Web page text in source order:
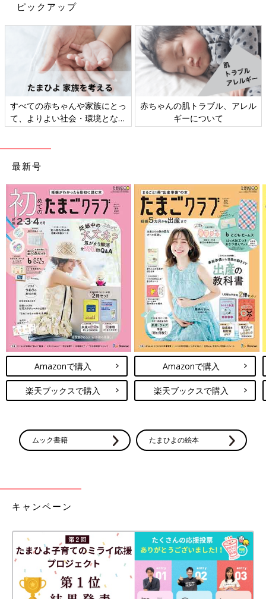
ピックアップ
すべての赤ちゃんや家族にとっ
て、よりよい社会・環境となる
赤ちゃんの肌トラブル、アレル
ギーについて
最新号
Amazonで購入
楽天ブックスで購入
Amazonで購入
楽天ブックスで購入
ムック書籍 たまひよの絵本
キャンペーン